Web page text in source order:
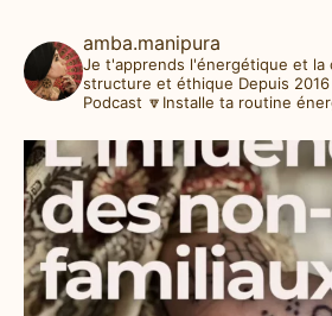
amba.manipura
Je t'apprends l'énergétique et la
structure et éthique Depuis 2016
Podcast 🔽Installe ta routine